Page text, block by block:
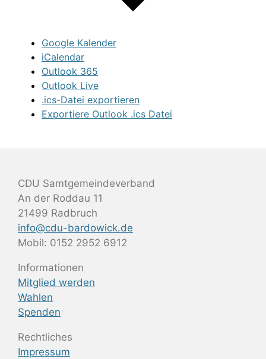
Google Kalender
iCalendar
Outlook 365
Outlook Live
.ics-Datei exportieren
Exportiere Outlook .ics Datei
CDU Samtgemeindeverband
An der Roddau 11
21499 Radbruch
info@cdu-bardowick.de
Mobil: 0152 2952 6912
Informationen
Mitglied werden
Wahlen
Spenden
Rechtliches
Impressum